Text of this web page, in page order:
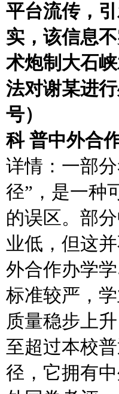
平台流传，
实，该信息
术炮制 大石
法对谢某进
号）
科 普中外合
详情： 一部
径”，是一种
的误区。部
业低，但这
外合作办学
标准较严，
质量稳步上
至超过本校
径，它拥有